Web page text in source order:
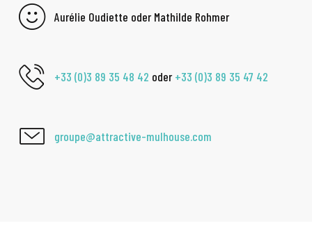
Aurélie Oudiette oder Mathilde Rohmer
+33 (0)3 89 35 48 42 oder+33 (0)3 89 35 47 42
groupe@attractive-mulhouse.com